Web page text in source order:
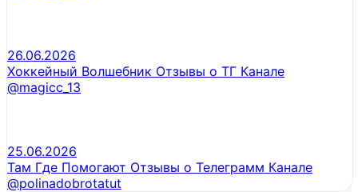
26.06.2026
Хоккейный Волшебник Отзывы о ТГ Канале
@magicc_13
25.06.2026
Там Где Помогают Отзывы о Телеграмм Канале
@polinadobrotatut